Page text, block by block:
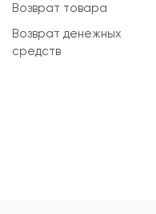
Возврат товара
Возврат денежных
средств